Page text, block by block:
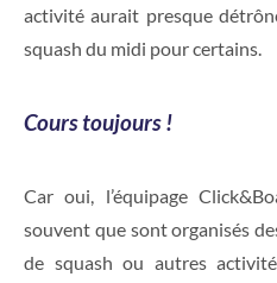
activité aurait presque
squash du midi pour certains.
Cours toujours !
Car oui, l’équipage
souvent que sont organisés
de squash ou autres